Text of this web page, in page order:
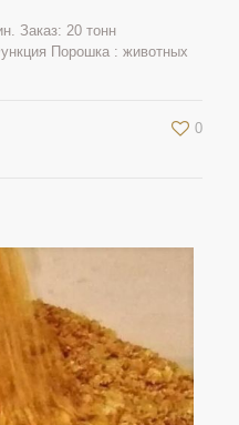
Заказ: 20 тонн
Порошка : животных
0